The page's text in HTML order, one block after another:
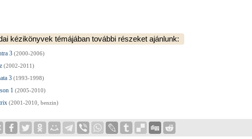
kézikönyvek témájában további részeket ajánlunk:
3 (2000-2006)
(2002-2011)
3 (1993-1998)
1 (2005-2010)
(2001-2010, benzin)